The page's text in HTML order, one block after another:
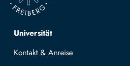
Top navigation
Universität
Kontakt & Anreise